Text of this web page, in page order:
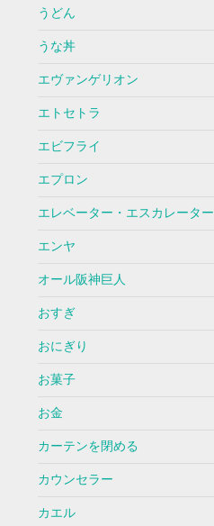
うどん
うな丼
エヴァンゲリオン
エトセトラ
エビフライ
エプロン
エレベーター・エスカレーター
エンヤ
オール阪神巨人
おすぎ
おにぎり
お菓子
お金
カーテンを閉める
カウンセラー
カエル